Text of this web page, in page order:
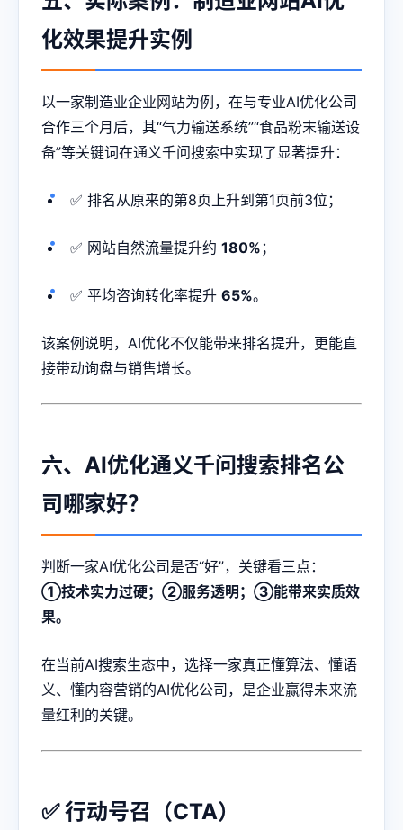
化效果提升实例
以一家制造业企业网站为例，在与专业AI优化公司
合作三个月后，其“气力输送系统”“食品粉末输送设
备”等关键词在通义千问搜索中实现了显著提升：
✅ 排名从原来的第8页上升到第1页前3位；
✅ 网站自然流量提升约 180% ；
✅ 平均咨询转化率提升 65%。
该案例说明，AI优化不仅能带来排名提升，更能直
接带动询盘与销售增长。
六、AI优化通义千问搜索排名公
司哪家好？
判断一家AI优化公司是否“好”，关键看三点：
①技术实力过硬；②服务透明；③能带来实质效
果。
在当前AI搜索生态中，选择一家真正懂算法、懂语
义、懂内容营销的AI优化公司，是企业赢得未来流
量红利的关键。
✅ 行动号召（CTA）